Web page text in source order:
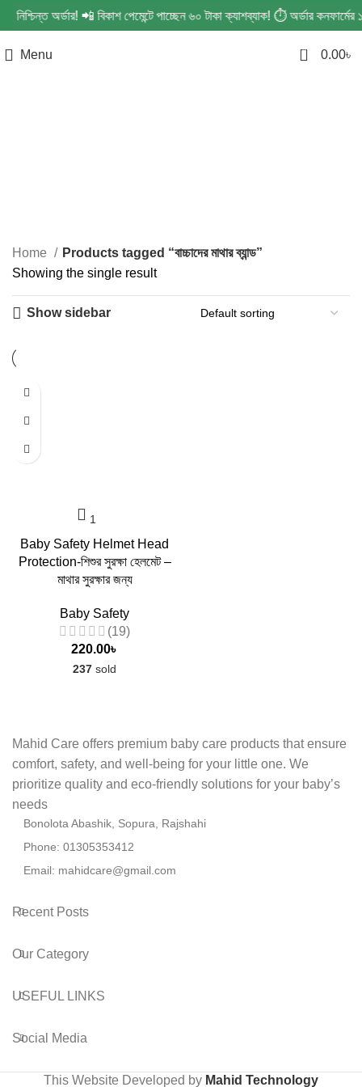
নিশ্চিন্ত অর্ডার! 📲 বিকাশ পেমেন্টে পাচ্ছেন ৬০ টাকা ক্যাশব্যাক! ⏱️ অর্ডার
Menu 0 0.00৳
Categories
Home
Products tagged “বাচ্চাদের মাথার ব্যান্ড”
Showing the single result
Show sidebar
Baby Safety Helmet Head
Protection-শিশুর সুরক্ষা হেলমেট –
মাথার সুরক্ষার জন্য
Baby Safety
(19)
220.00৳
237 sold
Mahid Care offers premium baby care products that ensure
comfort, safety, and well-being for your little one. We
prioritize quality and eco-friendly solutions for your baby’s
needs
Bonolota Abashik, Sopura, Rajshahi
Phone: 01305353412
Email: mahidcare@gmail.com
Recent Posts
Our Category
USEFUL LINKS
Social Media
This Website Developed by Mahid Technology